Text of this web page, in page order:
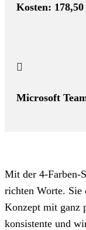
Kosten: 178,50

Microsoft
Mit der 4-Farben-
richten Worte. Sie
Konzept mit ganz
konsistente und